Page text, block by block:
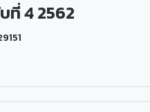
ที่ 4 2562